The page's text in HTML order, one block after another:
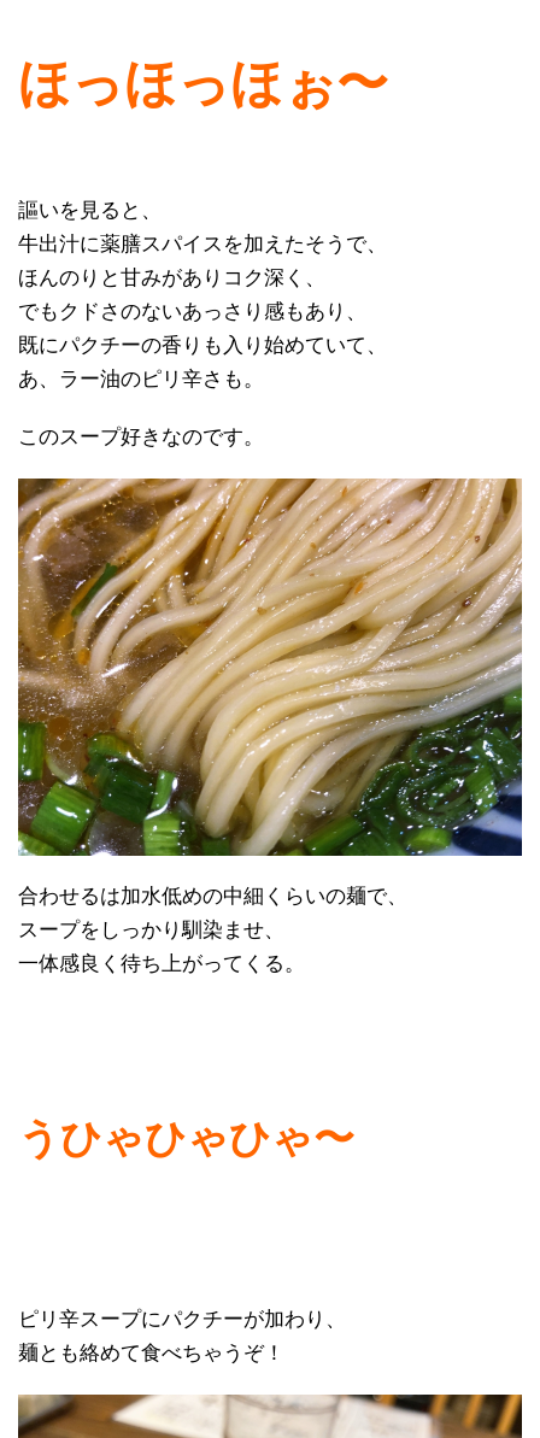
ほっほっほぉ〜
謳いを見ると、
牛出汁に薬膳スパイスを加えたそうで、
ほんのりと甘みがありコク深く、
でもクドさのないあっさり感もあり、
既にパクチーの香りも入り始めていて、
あ、ラー油のピリ辛さも。
このスープ好きなのです。
合わせるは加水低めの中細くらいの麺で、
スープをしっかり馴染ませ、
一体感良く待ち上がってくる。
うひゃひゃひゃ〜
ピリ辛スープにパクチーが加わり、
麺とも絡めて食べちゃうぞ！